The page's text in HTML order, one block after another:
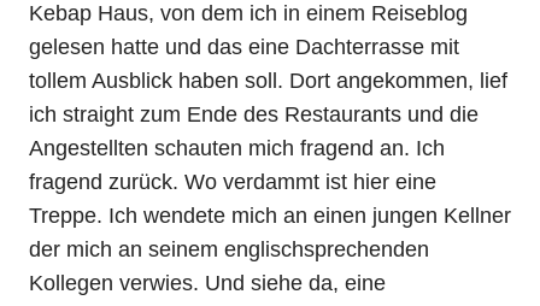
Kebap Haus, von dem ich in einem Reiseblog
gelesen hatte und das eine Dachterrasse mit
tollem Ausblick haben soll. Dort angekommen, lief
ich straight zum Ende des Restaurants und die
Angestellten schauten mich fragend an. Ich
fragend zurück. Wo verdammt ist hier eine
Treppe. Ich wendete mich an einen jungen Kellner
der mich an seinem englischsprechenden
Kollegen verwies. Und siehe da, eine